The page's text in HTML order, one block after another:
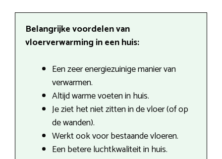
Belangrijke voordelen van
vloerverwarming in een huis:
Een zeer energiezuinige manier van
verwarmen.
Altijd warme voeten in huis.
Je ziet het niet zitten in de vloer (of op
de wanden).
Werkt ook voor bestaande vloeren.
Een betere luchtkwaliteit in huis.